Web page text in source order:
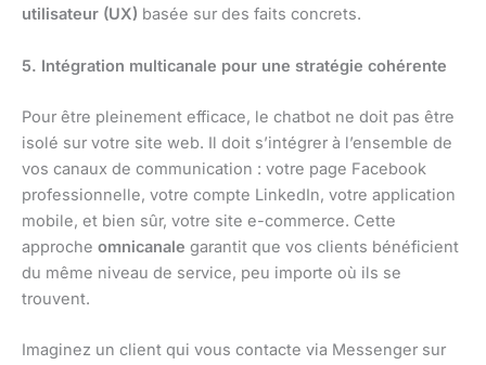
utilisateur (UX) basée sur des faits concrets.
5. Intégration multicanale pour une stratégie cohérente
Pour être pleinement efficace, le chatbot ne doit pas être
isolé sur votre site web. Il doit s’intégrer à l’ensemble de
vos canaux de communication : votre page Facebook
professionnelle, votre compte LinkedIn, votre application
mobile, et bien sûr, votre site e-commerce. Cette
approche omnicanale garantit que vos clients bénéficient
du même niveau de service, peu importe où ils se
trouvent.
Imaginez un client qui vous contacte via Messenger sur